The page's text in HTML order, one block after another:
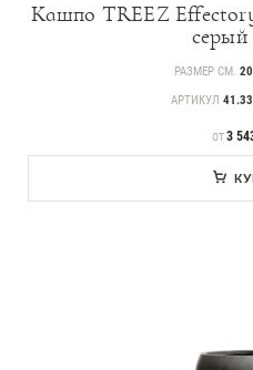
Кашпо TREEZ
серый
РАЗМЕР СМ.
АРТИКУЛ
ЦЕНА
ОТ3